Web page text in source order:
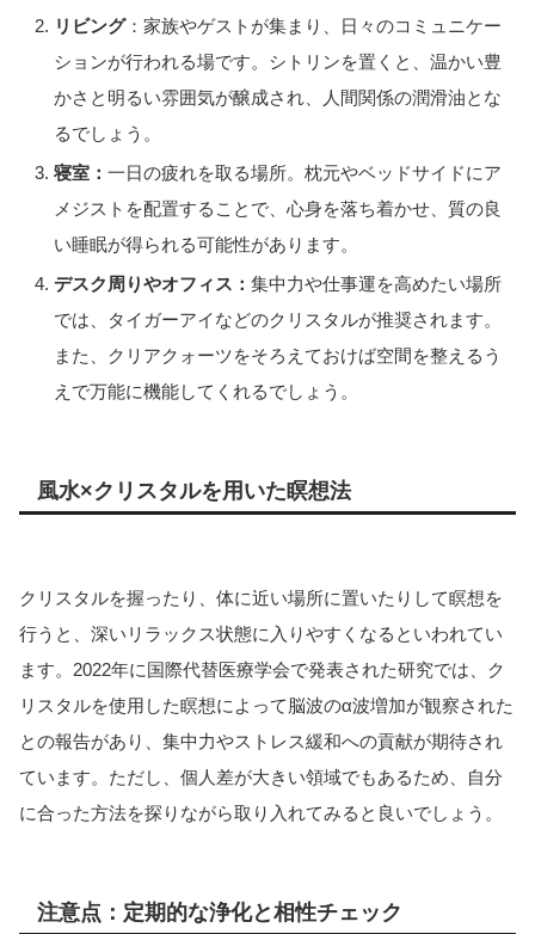
リビング：家族やゲストが集まり、日々のコミュニケー
ションが行われる場です。シトリンを置くと、温かい豊
かさと明るい雰囲気が醸成され、人間関係の潤滑油とな
るでしょう。
寝室： 一日の疲れを取る場所。枕元やベッドサイドにア
メジストを配置することで、心身を落ち着かせ、質の良
い睡眠が得られる可能性があります。
デスク周りやオフィス： 集中力や仕事運を高めたい場所
では、タイガーアイなどのクリスタルが推奨されます。
また、クリアクォーツをそろえておけば空間を整えるう
えで万能に機能してくれるでしょう。
風水×クリスタルを用いた瞑想法
クリスタルを握ったり、体に近い場所に置いたりして瞑想を
行うと、深いリラックス状態に入りやすくなるといわれてい
ます。2022年に国際代替医療学会で発表された研究では、ク
リスタルを使用した瞑想によって脳波のα波増加が観察された
との報告があり、集中力やストレス緩和への貢献が期待され
ています。ただし、個人差が大きい領域でもあるため、自分
に合った方法を探りながら取り入れてみると良いでしょう。
注意点：定期的な浄化と相性チェック